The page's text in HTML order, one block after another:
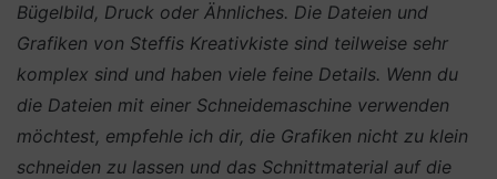
Bügelbild, Druck oder Ähnliches. Die Dateien und
Grafiken von Steffis Kreativkiste sind teilweise sehr
komplex sind und haben viele feine Details. Wenn du
die Dateien mit einer Schneidemaschine verwenden
möchtest, empfehle ich dir, die Grafiken nicht zu klein
schneiden zu lassen und das Schnittmaterial auf die